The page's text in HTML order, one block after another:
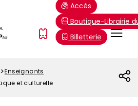
Menu
FR
Accès
Boutique-Librairie
Billetterie
Enseignants
et culturelle